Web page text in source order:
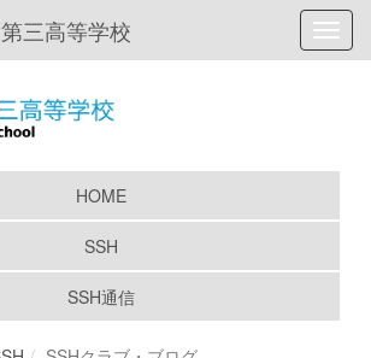
三高等学校
HOME
SSH
SSH通信